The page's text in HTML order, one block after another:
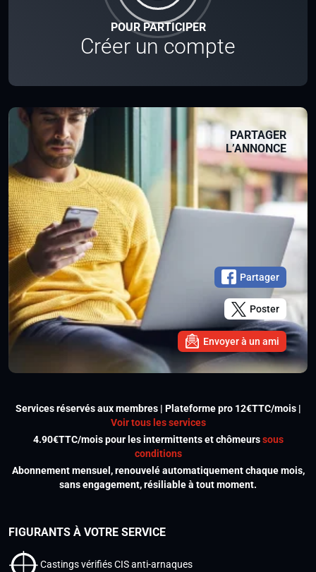
POUR PARTICIPER
Créer un compte
PARTAGER
L’ANNONCE
Partager
Poster
Envoyer à un ami
Services réservés aux membres | Plateforme pro 12€TTC/mois |
Voir tous les services
4.90€TTC/mois pour les intermittents et chômeurssous
conditions
Abonnement mensuel, renouvelé automatiquement chaque mois,
sans engagement, résiliable à tout moment.
FIGURANTS À VOTRE SERVICE
Castings vérifiés CIS anti-arnaques